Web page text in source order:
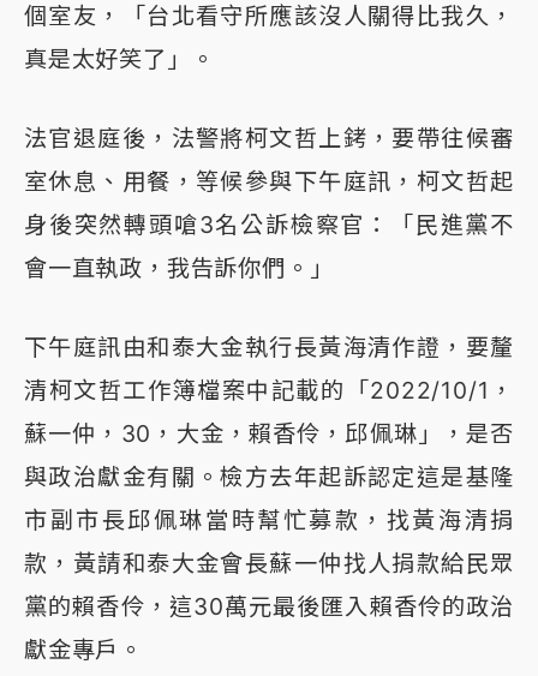
個室友，「台北看守所應該沒人關得比我久，
真是太好笑了」。
法官退庭後，法警將柯文哲上銬，要帶往候審
室休息、用餐，等候參與下午庭訊，柯文哲起
身後突然轉頭嗆3名公訴檢察官：「民進黨不
會一直執政，我告訴你們。」
下午庭訊由和泰大金執行長黃海清作證，要釐
清柯文哲工作簿檔案中記載的「2022/10/1，
蘇一仲，30，大金，賴香伶，邱佩琳」，是否
與政治獻金有關。檢方去年起訴認定這是基隆
市副市長邱佩琳當時幫忙募款，找黃海清捐
款，黃請和泰大金會長蘇一仲找人捐款給民眾
黨的賴香伶，這30萬元最後匯入賴香伶的政治
獻金專戶。